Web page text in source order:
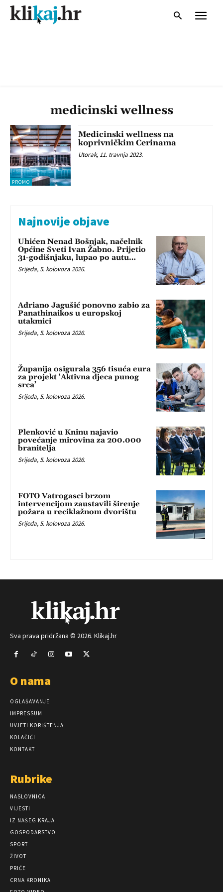
medicinski wellness
PROMO
Medicinski wellness na
koprivničkim Cerinama
Utorak, 11. travnja 2023.
Najnovije objave
Uhićen Nenad Bošnjak, načelnik
Općine Sveti Ivan Žabno. Prijetio
31-godišnjaku, lupao po autu…
Srijeda, 5. kolovoza 2026.
Adriano Jagušić ponovno zabio za
Panathinaikos u europskoj
utakmici
Srijeda, 5. kolovoza 2026.
Županija osigurala 356 tisuća eura
za projekt ‘Aktivna djeca punog
srca’
Srijeda, 5. kolovoza 2026.
Plenković u Kninu najavio
povećanje mirovina za 200.000
branitelja
Srijeda, 5. kolovoza 2026.
FOTO Vatrogasci brzom
intervencijom zaustavili širenje
požara u reciklažnom dvorištu
Srijeda, 5. kolovoza 2026.
Sva prava pridržana © 2026. Klikaj.hr
O nama
OGLAŠAVANJE
IMPRESSUM
UVJETI KORIŠTENJA
KOLAČIĆI
KONTAKT
Rubrike
NASLOVNICA
VIJESTI
IZ NAŠEG KRAJA
GOSPODARSTVO
SPORT
ŽIVOT
PRIČE
CRNA KRONIKA